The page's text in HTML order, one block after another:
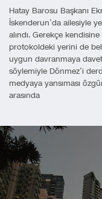
Hatay Barosu Başkanı
İskenderun’da ailesiyle
alındı. Gerekçe
protokoldeki yerini de
uygun davranmaya
söylemiyle Dönmez’i
medyaya yansıması
arasında